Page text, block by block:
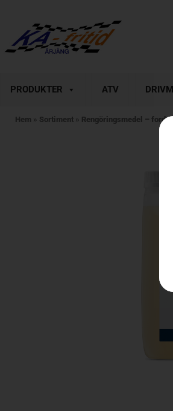
PRODUKTER ATV
Hem » Sortiment » Rengöringsmedel – fordon